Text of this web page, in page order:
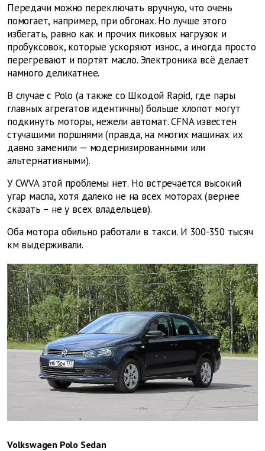
Передачи можно переключать вручную, что очень
помогает, например, при обгонах. Но лучше этого
избегать, равно как и прочих пиковых нагрузок и
пробуксовок, которые ускоряют износ, а иногда просто
перегревают и портят масло. Электроника всё делает
намного деликатнее.
В случае с Polo (а также со Шкодой Rapid, где пары
главных агрегатов идентичны) больше хлопот могут
подкинуть моторы, нежели автомат. CFNA известен
стучащими поршнями (правда, на многих машинах их
давно заменили — модернизированными или
альтернативными).
У CWVA этой проблемы нет. Но встречается высокий
угар масла, хотя далеко не на всех моторах (вернее
сказать – не у всех владельцев).
Оба мотора обильно работали в такси. И 300-350 тысяч
км выдерживали.
Volkswagen Polo Sedan